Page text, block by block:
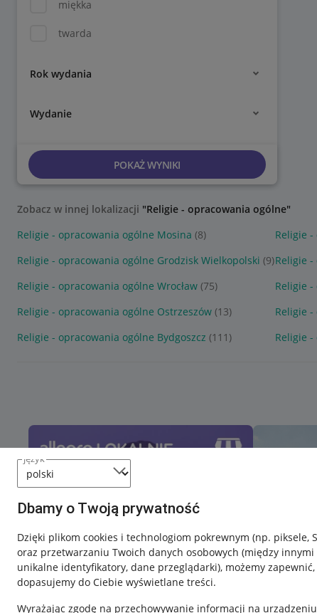
język
Dbamy o Twoją prywatność
Dzięki plikom cookies i technologiom pokrewnym (np. piksele,
oraz przetwarzaniu Twoich danych osobowych (między innymi
unikalne identyfikatory, dane przeglądarki), możemy zapewnić,
dopasujemy do Ciebie wyświetlane treści.
Wyrażając zgodę na przechowywanie informacji na urządzeniu
miękka
twarda
Rok wydania
Wydanie
POKAŻ WYNIKI
Zobacz w innej lokalizacji "Religie - opracowania ogólne"
Religie - opracowania ogólne Mosina (8) Religie
Religie - opracowania ogólne Grodzisk Wielkopolski (9)Religie
Religie - opracowania ogólne Wrocław (75) Religie -
Religie - opracowania ogólne Ostrzeszów (13) Religie
Religie - opracowania ogólne Bydgoszcz (111) Religie